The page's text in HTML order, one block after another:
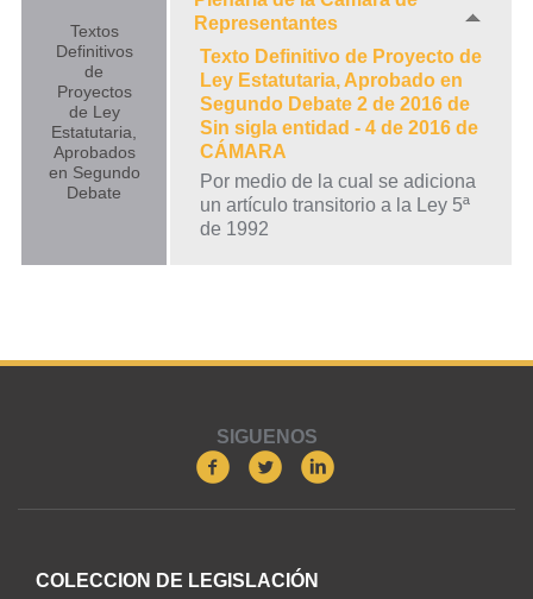
Textos
Definitivos
de
Proyectos
de Ley
Estatutaria,
Aprobados
en Segundo
Debate
Representantes
Texto Definitivo de Proyecto de
Ley Estatutaria, Aprobado en
Segundo Debate 2 de 2016 de
Sin sigla entidad - 4 de 2016 de
CÁMARA
Por medio de la cual se adiciona
un artículo transitorio a la Ley 5ª
de 1992
SIGUENOS
COLECCION DE LEGISLACIÓN